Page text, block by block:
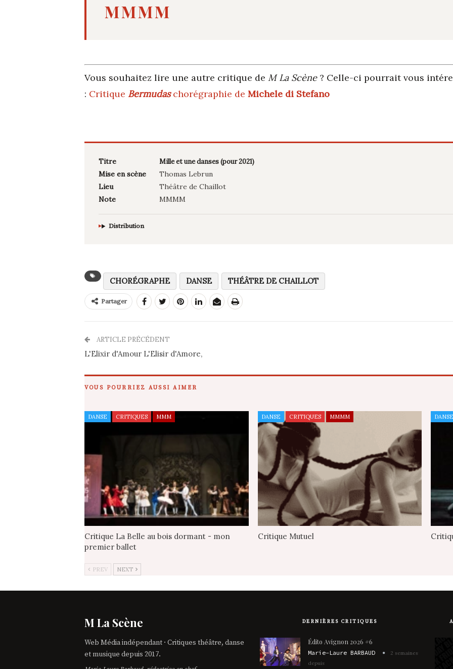
MMMM
Vous souhaitez lire une autre critique de M La Scène? Celle-ci pourrait vous
: Critique Bermudaschorégraphie de Michele di Stefano
Titre Mille et une danses (pour 2021)
Mise en scène
Thomas Lebrun
Lieu
Théâtre de Chaillot
Note
MMMM
Distribution
CHORÉGRAPHE DANSE THÉÂTRE DE CHAILLOT
Partager
ARTICLE PRÉCÉDENT
L'Elixir d'Amour L'Elisir d'Amore,
VOUS POURRIEZ AUSSI AIMER
DANSE CRITIQUES MMM
Critique La Belle au bois dormant - mon
premier ballet
DANSE CRITIQUES MMMM
Critique Mutuel
DANSE
PREV NEXT
M La Scène
Web Média indépendant · Critiques théâtre, danse
et musique depuis 2017.
DERNIÈRES CRITIQUES
Édito Avignon 2026 #6
Marie-Laure BARBAUD
2 semaines
depuis